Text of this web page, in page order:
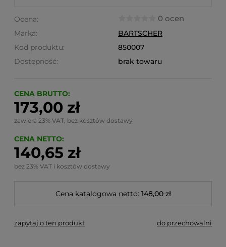
Ocena: 0 ocen
Marka:
BARTSCHER
Kod produktu:
850007
Dostępność:
brak towaru
CENA BRUTTO:
173,00 zł
zawiera 23% VAT, bez kosztów dostawy
CENA NETTO:
140,65 zł
bez 23% VAT i kosztów dostawy
Cena katalogowa netto: 148,00 zł
zapytaj o ten produkt do przechowalni